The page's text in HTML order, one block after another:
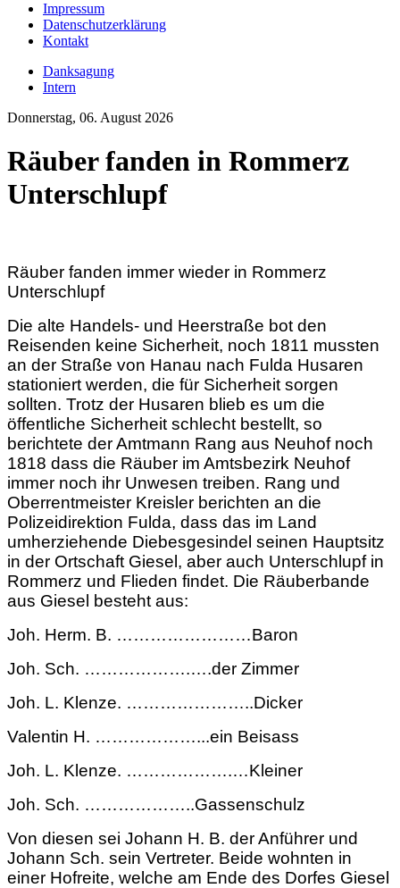
Impressum
Datenschutzerklärung
Kontakt
Danksagung
Intern
Donnerstag, 06. August 2026
Räuber fanden in Rommerz
Unterschlupf
Räuber fanden immer wieder in Rommerz
Unterschlupf
Die alte Handels- und Heerstraße bot den
Reisenden keine Sicherheit, noch 1811 mussten
an der Straße von Hanau nach Fulda Husaren
stationiert werden, die für Sicherheit sorgen
sollten. Trotz der Husaren blieb es um die
öffentliche Sicherheit schlecht bestellt, so
berichtete der Amtmann Rang aus Neuhof noch
1818 dass die Räuber im Amtsbezirk Neuhof
immer noch ihr Unwesen treiben. Rang und
Oberrentmeister Kreisler berichten an die
Polizeidirektion Fulda, dass das im Land
umherziehende Diebesgesindel seinen Hauptsitz
in der Ortschaft Giesel, aber auch Unterschlupf in
Rommerz und Flieden findet. Die Räuberbande
aus Giesel besteht aus:
Joh. Herm. B. ……………………Baron
Joh. Sch. ……………….….der Zimmer
Joh. L. Klenze. …………………..Dicker
Valentin H. ………………...ein Beisass
Joh. L. Klenze. ……………….…Kleiner
Joh. Sch. ………………..Gassenschulz
Von diesen sei Johann H. B. der Anführer und
Johann Sch. sein Vertreter. Beide wohnten in
einer Hofreite, welche am Ende des Dorfes Giesel